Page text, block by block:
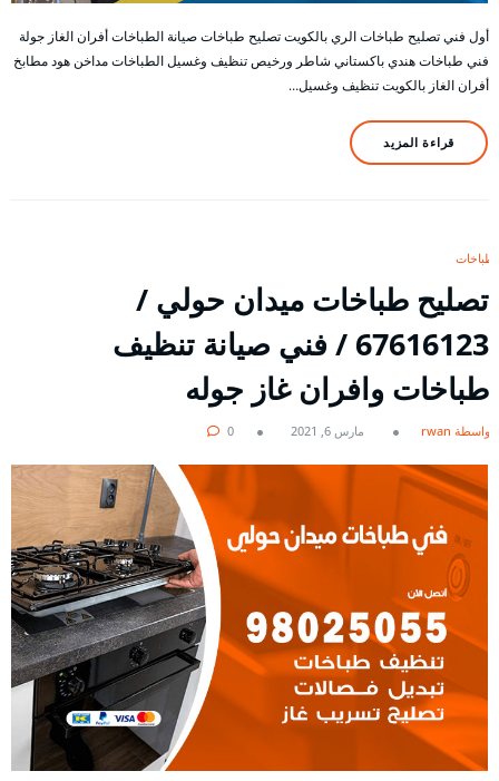
أول فني تصليح طباخات الري بالكويت تصليح طباخات صيانة الطباخات أفران الغاز جولة
فني طباخات هندي باكستاني شاطر ورخيص تنظيف وغسيل الطباخات مداخن هود مطابخ
أفران الغاز بالكويت تنظيف وغسيل…
قراءة المزيد
طباخات
تصليح طباخات ميدان حولي /
67616123 / فني صيانة تنظيف
طباخات وافران غاز جوله
بواسطة rwan مارس 6, 2021 0